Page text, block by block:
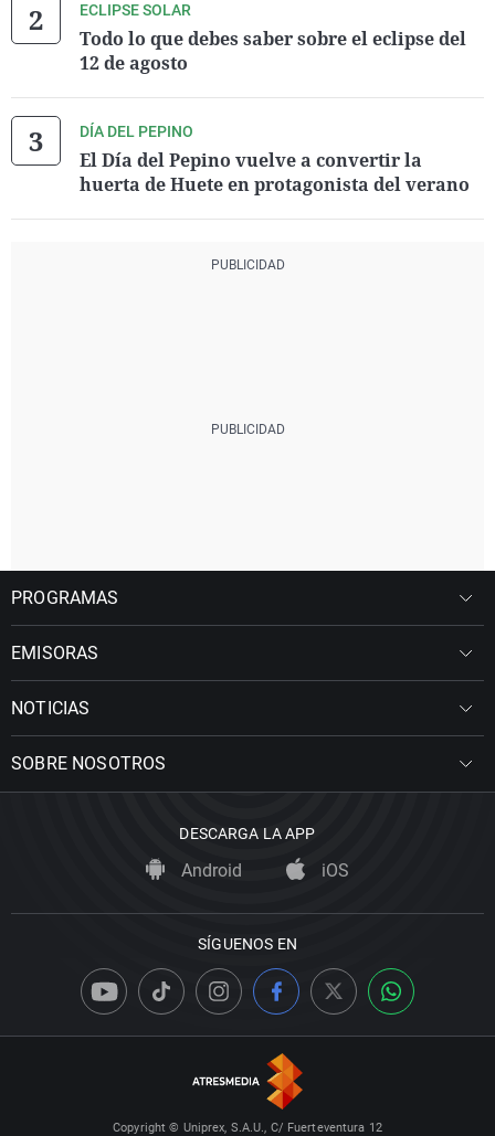
ECLIPSE SOLAR
Todo lo que debes saber sobre el eclipse del
12 de agosto
DÍA DEL PEPINO
El Día del Pepino vuelve a convertir la
huerta de Huete en protagonista del verano
PROGRAMAS
EMISORAS
NOTICIAS
SOBRE NOSOTROS
DESCARGA LA APP
Android iOS
SÍGUENOS EN
Copyright © Uniprex, S.A.U., C/ Fuerteventura 12